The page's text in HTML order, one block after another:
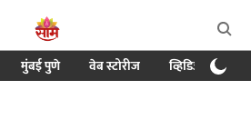
मुंबई पुणे वेब स्टोरीज व्हिडिओ